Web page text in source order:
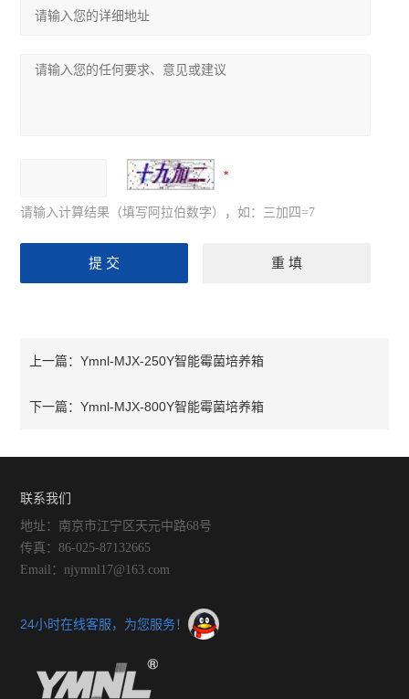
请输入计算结果（填写阿拉伯数字），如：三加四=7
上一篇：Ymnl-MJX-250Y智能霉菌培养箱
下一篇：Ymnl-MJX-800Y智能霉菌培养箱
联系我们
地址：南京市江宁区天元中路68号
传真：86-025-87132665
Email：njymnl17@163.com
24小时在线客服，为您服务！